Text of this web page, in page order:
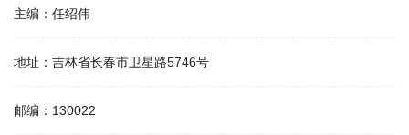
主编： 任绍伟
地址： 吉林省长春市卫星路5746号
邮编： 130022